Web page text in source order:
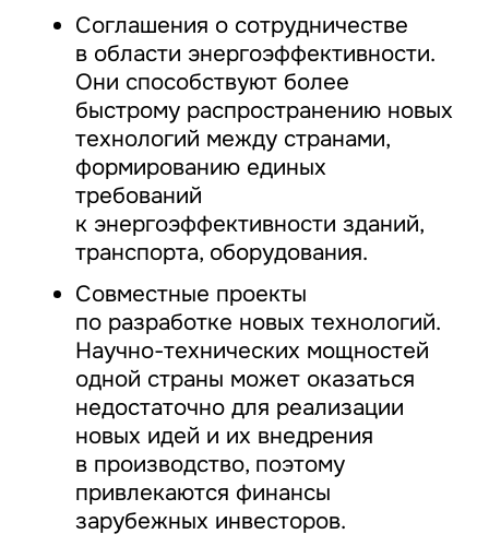
Соглашения о сотрудничестве
в области энергоэффективности.
Они способствуют более
быстрому распространению новых
технологий между странами,
формированию единых
требований
к энергоэффективности зданий,
транспорта, оборудования.
Совместные проекты
по разработке новых технологий.
Научно-технических мощностей
одной страны может оказаться
недостаточно для реализации
новых идей и их внедрения
в производство, поэтому
привлекаются финансы
зарубежных инвесторов.